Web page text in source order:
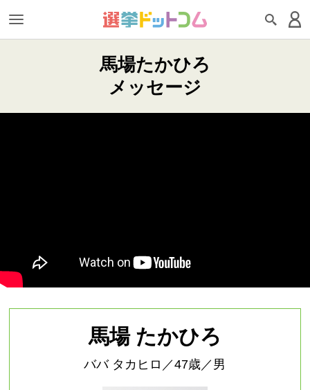
馬場たかひろ
メッセージ
馬場 たかひろ
ババ タカヒロ／47歳／男